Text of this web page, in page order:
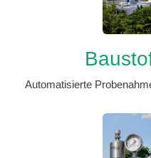
Automatisierte